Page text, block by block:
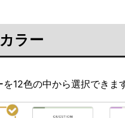
ラー
12色の中から選択できます